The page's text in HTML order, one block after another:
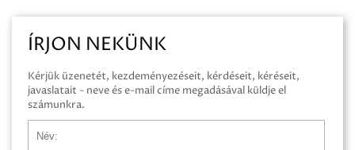
ÍRJON NEKÜNK
Kérjük üzenetét, kezdeményezéseit, kérdéseit, kéréseit,
javaslatait - neve és e-mail címe megadásával küldje el
számunkra.